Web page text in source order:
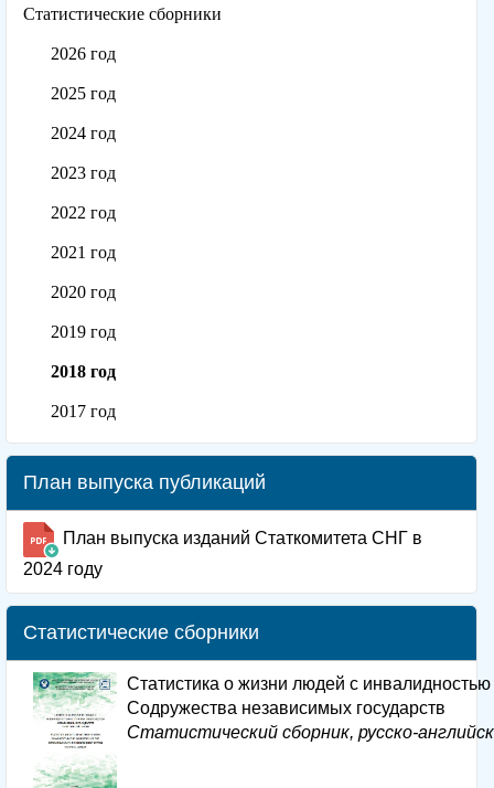
Статистические сборники
2026 год
2025 год
2024 год
2023 год
2022 год
2021 год
2020 год
2019 год
2018 год
2017 год
План выпуска публикаций
План выпуска изданий Статкомитета СНГ в
2024 году
Статистические сборники
Статистика о жизни людей с инвалидностью
Содружества независимых государств
Статистический сборник, русско-